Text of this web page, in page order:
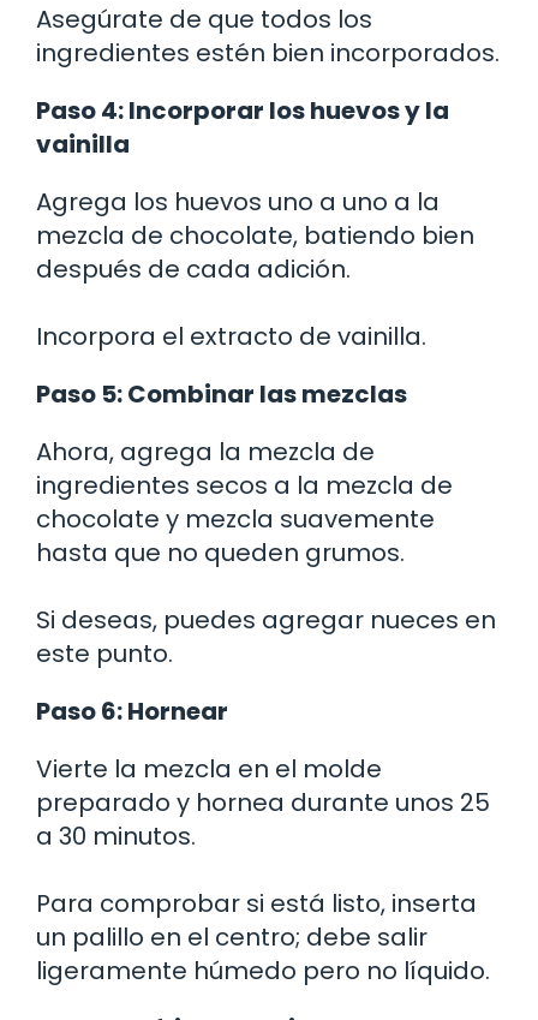
Asegúrate de que todos los
ingredientes estén bien incorporados.
Paso 4: Incorporar los huevos y la
vainilla
Agrega los huevos uno a uno a la
mezcla de chocolate, batiendo bien
después de cada adición.
Incorpora el extracto de vainilla.
Paso 5: Combinar las mezclas
Ahora, agrega la mezcla de
ingredientes secos a la mezcla de
chocolate y mezcla suavemente
hasta que no queden grumos.
Si deseas, puedes agregar nueces en
este punto.
Paso 6: Hornear
Vierte la mezcla en el molde
preparado y hornea durante unos 25
a 30 minutos.
Para comprobar si está listo, inserta
un palillo en el centro; debe salir
ligeramente húmedo pero no líquido.